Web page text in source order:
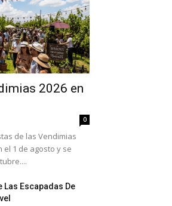
2026 en
0
de las Vendimias
el 1 de agosto y se
Las Escapadas De